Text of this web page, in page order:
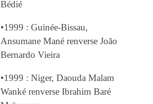
Bédié
•1999 : Guinée-Bissau,
Ansumane Mané renverse João
Bernardo Vieira
•1999 : Niger, Daouda Malam
Wanké renverse Ibrahim Baré